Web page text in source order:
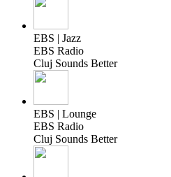
EBS | Jazz
EBS Radio
Cluj Sounds Better
EBS | Lounge
EBS Radio
Cluj Sounds Better